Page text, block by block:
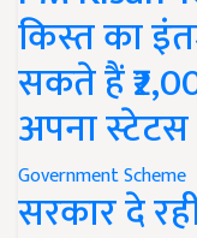
किस्त का
सकते हैं
अपना स्टेटस
Government Scheme
सरकार दे